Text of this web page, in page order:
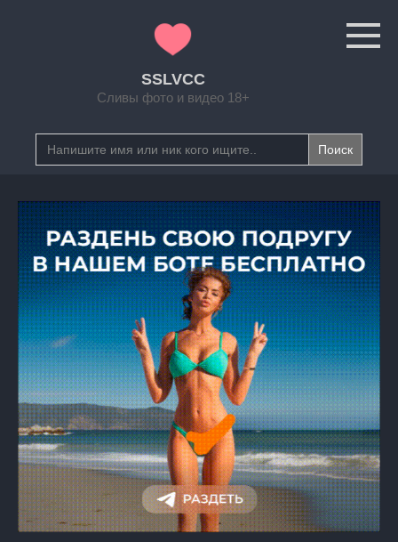
SSLVCC
Сливы фото и видео 18+
Search
for: